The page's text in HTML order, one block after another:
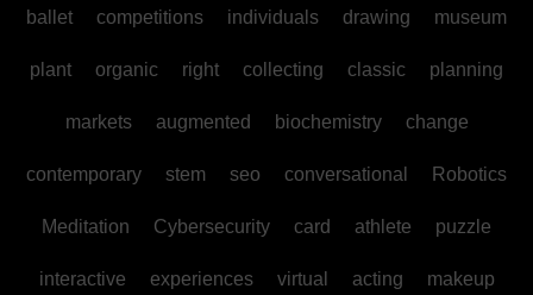
ballet competitions individuals drawing museum
plant organic right collecting classic planning
markets augmented biochemistry change
contemporary stem seo conversational Robotics
Meditation Cybersecurity card athlete puzzle
interactive experiences virtual acting makeup